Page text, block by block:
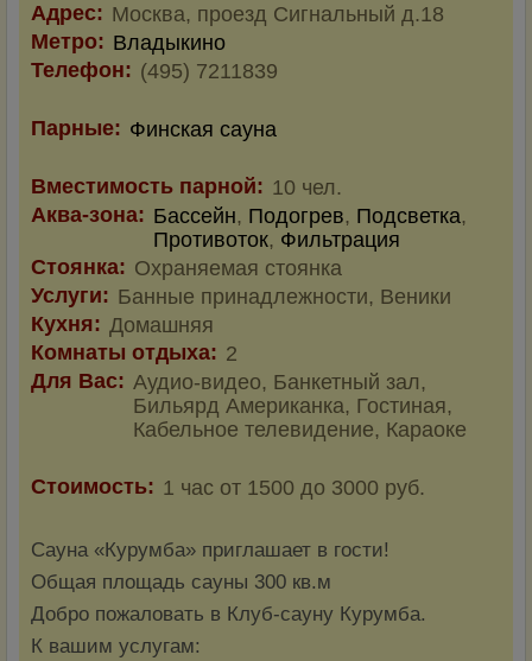
Адрес: Москва, проезд Сигнальный д.18
Метро: Владыкино
Телефон: (495) 7211839
Парные: Финская сауна
Вместимость парной: 10 чел.
Аква-зона: Бассейн, Подогрев, Подсветка,
Противоток, Фильтрация
Стоянка: Охраняемая стоянка
Услуги: Банные принадлежности, Веники
Кухня: Домашняя
Комнаты отдыха: 2
Для Вас: Аудио-видео, Банкетный зал,
Бильярд Американка, Гостиная,
Кабельное телевидение, Караоке
Стоимость: 1 час от 1500 до 3000 руб.
Сауна «Курумба» приглашает в гости!
Общая площадь сауны 300 кв.м
Добро пожаловать в Клуб-сауну Курумба.
К вашим услугам: